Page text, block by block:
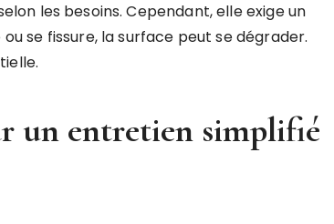
les besoins. Cependant, elle exige un
se fissure, la surface peut se dégrader.
un entretien simplifié